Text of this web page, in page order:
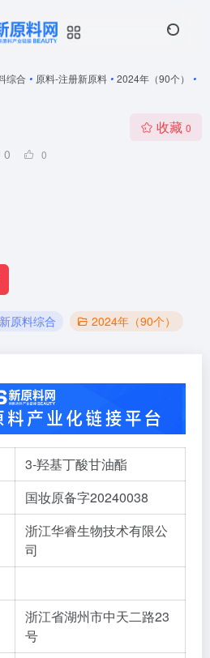
综合 • 原料-注册新原料 • 2024年（90个）
•
0 0
收藏 0
新原料综合 2024年（90个）
3-羟基丁酸甘油酯
国妆原备字20240038
浙江华睿生物技术有限公
司
浙江省湖州市中天二路23
号